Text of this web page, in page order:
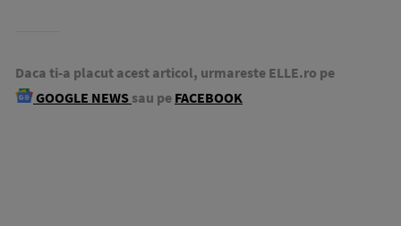
Daca ti-a placut acest articol, urmareste ELLE.ro pe
GOOGLE NEWS sau pe FACEBOOK